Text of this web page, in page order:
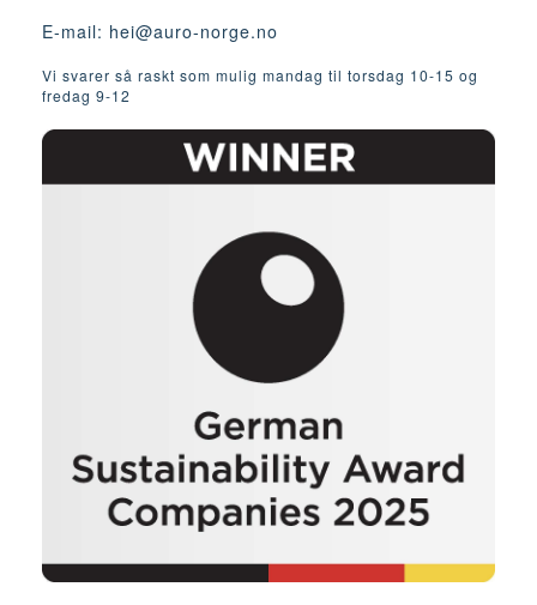
E-mail: hei@auro-norge.no
Vi svarer så raskt som mulig mandag til torsdag 10-15 og
fredag ​​9-12